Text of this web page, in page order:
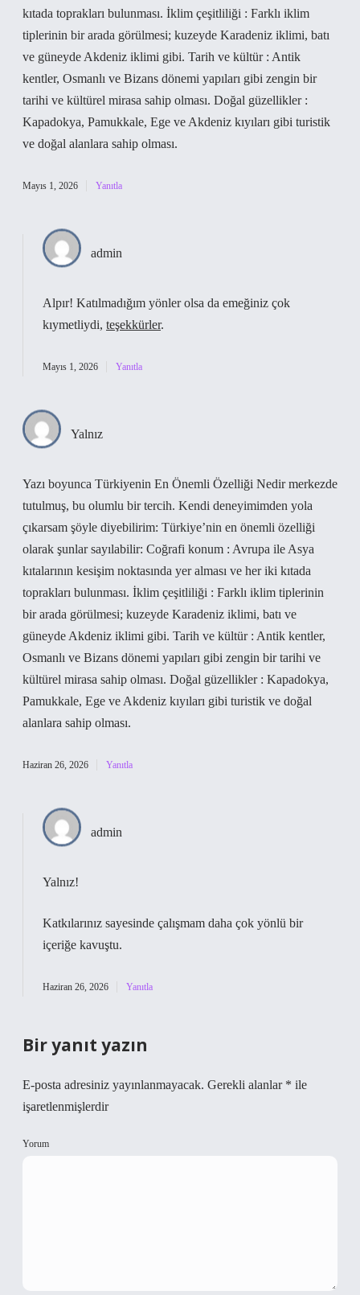
kıtada toprakları bulunması. İklim çeşitliliği : Farklı iklim
tiplerinin bir arada görülmesi; kuzeyde Karadeniz iklimi, batı
ve güneyde Akdeniz iklimi gibi. Tarih ve kültür : Antik
kentler, Osmanlı ve Bizans dönemi yapıları gibi zengin bir
tarihi ve kültürel mirasa sahip olması. Doğal güzellikler :
Kapadokya, Pamukkale, Ege ve Akdeniz kıyıları gibi turistik
ve doğal alanlara sahip olması.
Mayıs 1, 2026 Yanıtla
admin
Alpır! Katılmadığım yönler olsa da emeğiniz çok
kıymetliydi, teşekkürler.
Mayıs 1, 2026 Yanıtla
Yalnız
Yazı boyunca Türkiyenin En Önemli Özelliği Nedir merkezde
tutulmuş, bu olumlu bir tercih. Kendi deneyimimden yola
çıkarsam şöyle diyebilirim: Türkiye’nin en önemli özelliği
olarak şunlar sayılabilir: Coğrafi konum : Avrupa ile Asya
kıtalarının kesişim noktasında yer alması ve her iki kıtada
toprakları bulunması. İklim çeşitliliği : Farklı iklim tiplerinin
bir arada görülmesi; kuzeyde Karadeniz iklimi, batı ve
güneyde Akdeniz iklimi gibi. Tarih ve kültür : Antik kentler,
Osmanlı ve Bizans dönemi yapıları gibi zengin bir tarihi ve
kültürel mirasa sahip olması. Doğal güzellikler : Kapadokya,
Pamukkale, Ege ve Akdeniz kıyıları gibi turistik ve doğal
alanlara sahip olması.
Haziran 26, 2026 Yanıtla
admin
Yalnız!
Katkılarınız sayesinde çalışmam daha çok yönlü bir
içeriğe kavuştu.
Haziran 26, 2026 Yanıtla
Bir yanıt yazın
E-posta adresiniz yayınlanmayacak. Gerekli alanlar * ile
işaretlenmişlerdir
Yorum